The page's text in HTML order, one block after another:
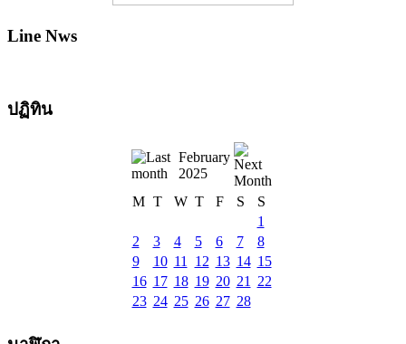
Line Nws
ปฏิทิน
February
2025
M T W T F S
S
1
2
3 4 5 6 7
8
9
10 11 12 13 14 15
16 17 18 19 20 21
22
23 24 25 26 27 28